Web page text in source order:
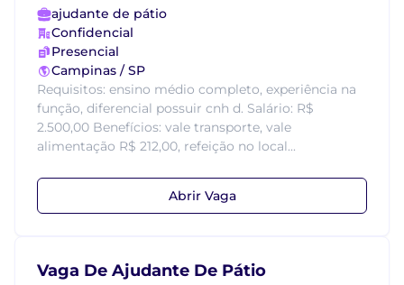
ajudante de pátio
Confidencial
Presencial
Campinas / SP
Requisitos: ensino médio completo, experiência na
função, diferencial possuir cnh d. Salário: R$
2.500,00 Benefícios: vale transporte, vale
alimentação R$ 212,00, refeição no local...
Abrir Vaga
Vaga De Ajudante De Pátio